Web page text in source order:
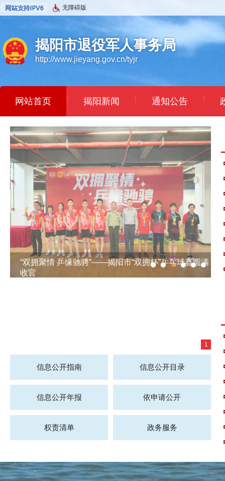
无障碍版
揭阳市退役军人事务局
http://www.jieyang.gov.cn/tyjr
网站首页 | 揭阳新闻 | 通知公告 |
“双拥聚情 乒缘驰骋”——揭阳市“双拥杯”乒乓球赛圆满
收官
1
信息公开指南 信息公开目录
信息公开年报 依申请公开
权责清单 政务服务